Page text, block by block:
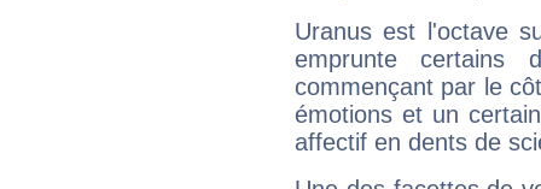
Uranus est l'octave
emprunte
commençant par le
émotions et un
affectif en dents de